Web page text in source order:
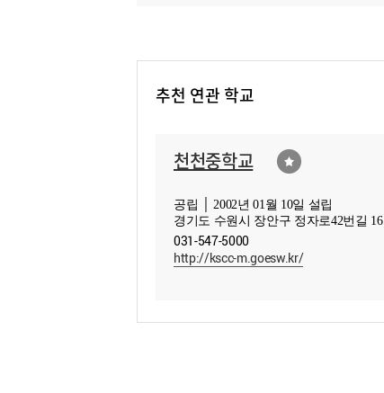
추천 연관 학교
천천중학교
공립 │ 2002년 01월 10일 설립
경기도 수원시 장안구 정자로42번길 16
031-547-5000
http://kscc-m.goesw.kr/